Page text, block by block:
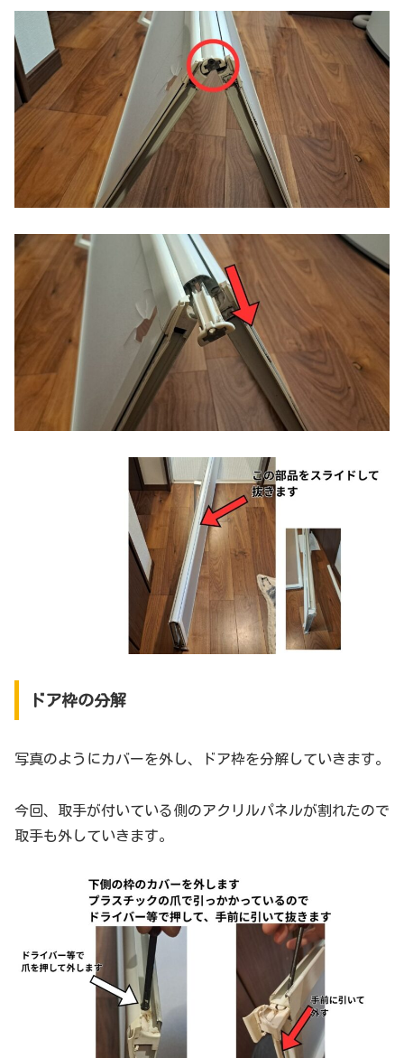
ドア枠の分解
写真のようにカバーを外し、ドア枠を分解していきます。
今回、取手が付いている側のアクリルパネルが割れたので
取手も外していきます。